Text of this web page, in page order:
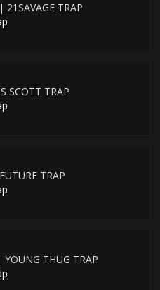
TRAP
SCOTT TRAP
TRAP
THUG TRAP